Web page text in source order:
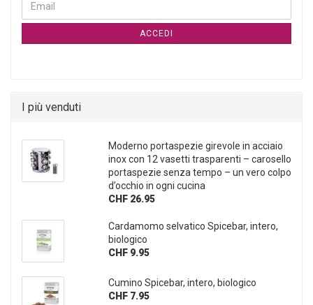
ACCEDI
I più venduti
Moderno portaspezie girevole in acciaio
inox con 12 vasetti trasparenti – carosello
portaspezie senza tempo – un vero colpo
d’occhio in ogni cucina
CHF 26.95
Cardamomo selvatico Spicebar, intero,
biologico
CHF 9.95
Cumino Spicebar, intero, biologico
CHF 7.95